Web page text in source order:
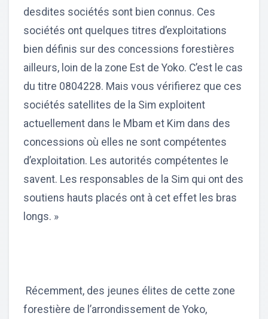
desdites sociétés sont bien connus. Ces
sociétés ont quelques titres d’exploitations
bien définis sur des concessions forestières
ailleurs, loin de la zone Est de Yoko. C’est le cas
du titre 0804228. Mais vous vérifierez que ces
sociétés satellites de la Sim exploitent
actuellement dans le Mbam et Kim dans des
concessions où elles ne sont compétentes
d’exploitation. Les autorités compétentes le
savent. Les responsables de la Sim qui ont des
soutiens hauts placés ont à cet effet les bras
longs. »
Récemment, des jeunes élites de cette zone
forestière de l’arrondissement de Yoko,